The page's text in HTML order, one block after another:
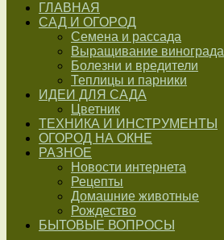
ГЛАВНАЯ
САД И ОГОРОД
Семена и рассада
Выращивание винограда
Болезни и вредители
Теплицы и парники
ИДЕИ ДЛЯ САДА
Цветник
ТЕХНИКА И ИНСТРУМЕНТЫ
ОГОРОД НА ОКНЕ
РАЗНОЕ
Новости интернета
Рецепты
Домашние животные
Рождество
БЫТОВЫЕ ВОПРОСЫ